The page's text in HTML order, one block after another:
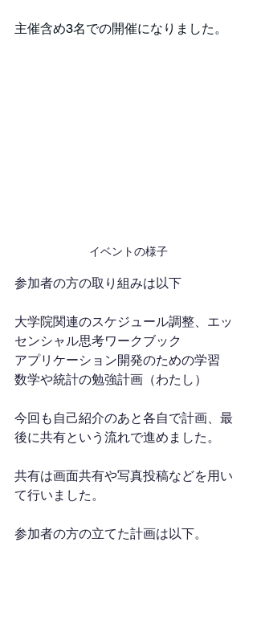
主催含め3名での開催になりました。
イベントの様子
参加者の方の取り組みは以下
大学院関連のスケジュール調整、エッ
センシャル思考ワークブック
アプリケーション開発のための学習
数学や統計の勉強計画（わたし）
今回も自己紹介のあと各自で計画、最
後に共有という流れで進めました。
共有は画面共有や写真投稿などを用い
て行いました。
参加者の方の立てた計画は以下。